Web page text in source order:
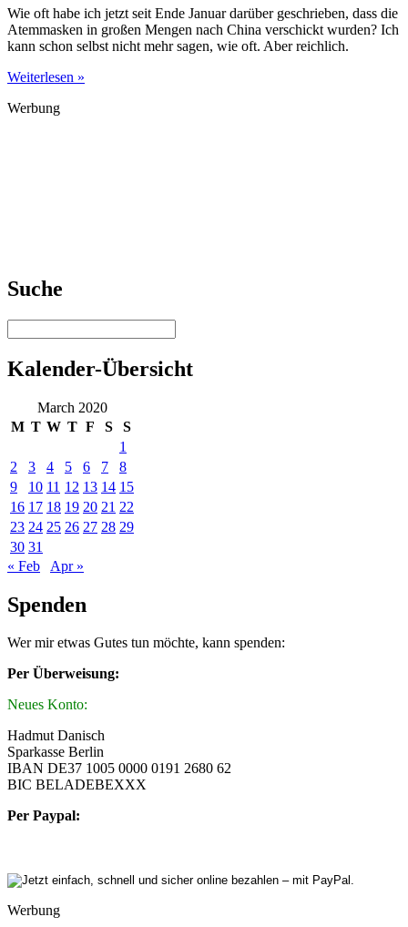
Wie oft habe ich jetzt seit Ende Januar darüber geschrieben, dass die
Atemmasken in großen Mengen nach China verschickt wurden? Ich
kann schon selbst nicht mehr sagen, wie oft. Aber reichlich.
Weiterlesen »
Werbung
Suche
Kalender-Übersicht
March 2020
M T W T F S
S
1
2
3 4 5 6 7
8
9
10 11 12 13 14 15
16 17 18 19 20 21 22
23 24 25 26 27 28 29
30 31
« Feb
Apr »
Spenden
Wer mir etwas Gutes tun möchte, kann spenden:
Per Überweisung:
Neues Konto:
Hadmut Danisch
Sparkasse Berlin
IBAN DE37 1005 0000 0191 2680 62
BIC BELADEBEXXX
Per Paypal:
Werbung